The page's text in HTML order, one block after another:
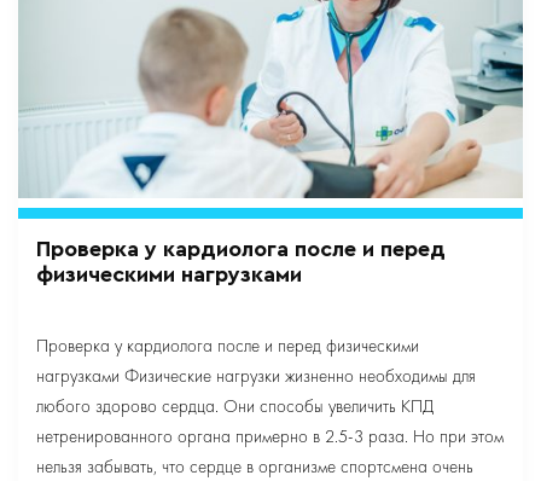
Проверка у кардиолога после и перед
физическими нагрузками
Проверка у кардиолога после и перед физическими
нагрузками Физические нагрузки жизненно необходимы для
любого здорово сердца. Они способы увеличить КПД
нетренированного органа примерно в 2.5-3 раза. Но при этом
нельзя забывать, что сердце в организме спортсмена очень